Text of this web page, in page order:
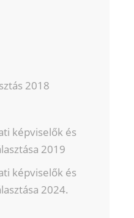
2018
képviselők és
2019
képviselők és
2024.